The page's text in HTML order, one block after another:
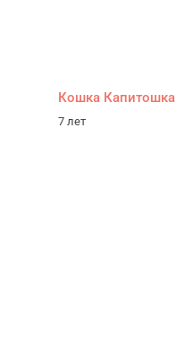
Кошка Капитошка
7 лет